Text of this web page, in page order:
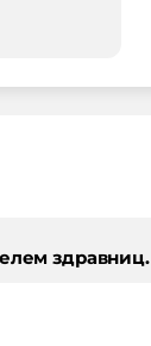
здравниц.